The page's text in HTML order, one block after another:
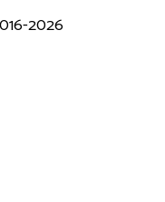
2026